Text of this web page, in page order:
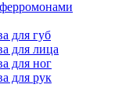
для губ
для лица
для ног
для рук